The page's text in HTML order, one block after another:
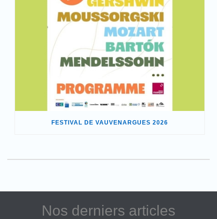
FESTIVAL DE VAUVENARGUES 2026
Nos derniers articles